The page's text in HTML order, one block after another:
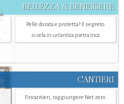
BELLEZZA & BENESSERE
Pelle dorata e protetta? Il segreto
si cela in un’antica pietra Inca
CANTIERI
Fincantieri, raggiungere Net zero